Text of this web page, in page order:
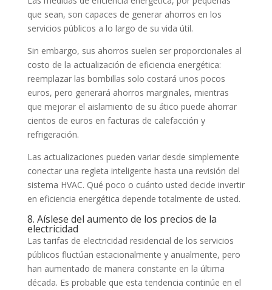
que sean, son capaces de generar ahorros en los
servicios públicos a lo largo de su vida útil.
Sin embargo, sus ahorros suelen ser proporcionales al
costo de la actualización de eficiencia energética:
reemplazar las bombillas solo costará unos pocos
euros, pero generará ahorros marginales, mientras
que mejorar el aislamiento de su ático puede ahorrar
cientos de euros en facturas de calefacción y
refrigeración.
Las actualizaciones pueden variar desde simplemente
conectar una regleta inteligente hasta una revisión del
sistema HVAC. Qué poco o cuánto usted decide invertir
en eficiencia energética depende totalmente de usted.
8. Aíslese del aumento de los precios de la
electricidad
Las tarifas de electricidad residencial de los servicios
públicos fluctúan estacionalmente y anualmente, pero
han aumentado de manera constante en la última
década. Es probable que esta tendencia continúe en el